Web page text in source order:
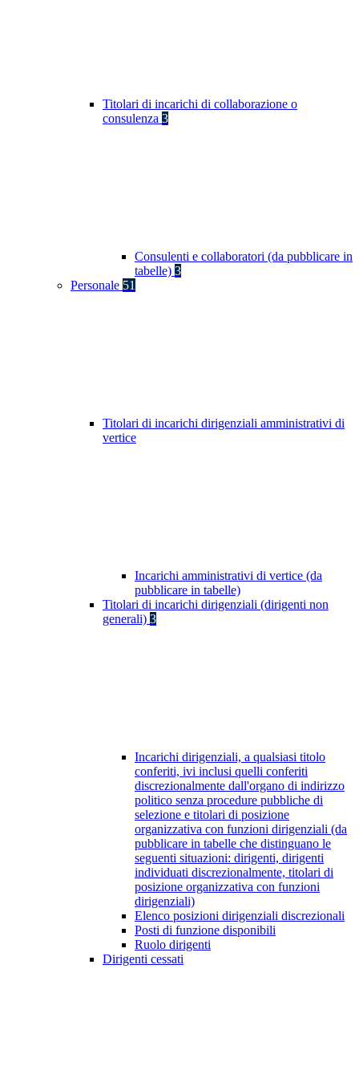
Titolari di incarichi di collaborazione o
consulenza 3
Consulenti e collaboratori (da pubblicare in
tabelle) 3
Personale 51
Titolari di incarichi dirigenziali amministrativi di
vertice
Incarichi amministrativi di vertice (da
pubblicare in tabelle)
Titolari di incarichi dirigenziali (dirigenti non
generali) 3
Incarichi dirigenziali, a qualsiasi titolo
conferiti, ivi inclusi quelli conferiti
discrezionalmente dall'organo di indirizzo
politico senza procedure pubbliche di
selezione e titolari di posizione
organizzativa con funzioni dirigenziali (da
pubblicare in tabelle che distinguano le
seguenti situazioni: dirigenti, dirigenti
individuati discrezionalmente, titolari di
posizione organizzativa con funzioni
dirigenziali)
Elenco posizioni dirigenziali discrezionali
Posti di funzione disponibili
Ruolo dirigenti
Dirigenti cessati